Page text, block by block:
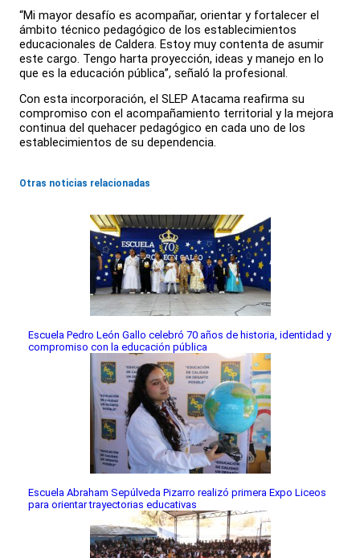
“Mi mayor desafío es acompañar, orientar y fortalecer el
ámbito técnico pedagógico de los establecimientos
educacionales de Caldera. Estoy muy contenta de asumir
este cargo. Tengo harta proyección, ideas y manejo en lo
que es la educación pública”, señaló la profesional.
Con esta incorporación, el SLEP Atacama reafirma su
compromiso con el acompañamiento territorial y la mejora
continua del quehacer pedagógico en cada uno de los
establecimientos de su dependencia.
Otras noticias relacionadas
Escuela Pedro León Gallo celebró 70 años de historia, identidad y
compromiso con la educación pública
Escuela Abraham Sepúlveda Pizarro realizó primera Expo Liceos
para orientar trayectorias educativas